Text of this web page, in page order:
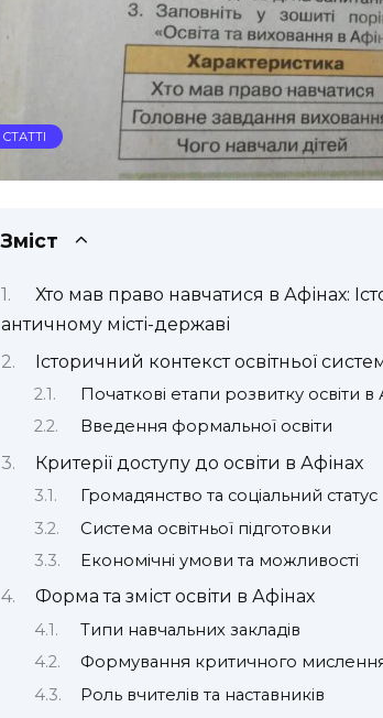
СТАТТІ
Зміст
Хто мав право навчатися в Афінах:
античному місті-державі
Історичний контекст освітньої
Початкові етапи розвитку освіти в
Введення формальної освіти
Критерії доступу до освіти в Афінах
Громадянство та соціальний статус
Система освітньої підготовки
Економічні умови та можливості
Форма та зміст освіти в Афінах
Типи навчальних закладів
Формування критичного
Роль вчителів та наставників